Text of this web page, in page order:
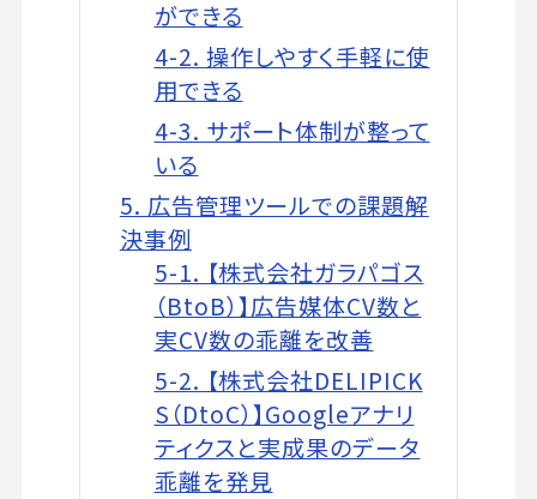
ができる
4-2. 操作しやすく手軽に使
用できる
4-3. サポート体制が整って
いる
5. 広告管理ツールでの課題解
決事例
5-1. 【株式会社ガラパゴス
（BtoB）】広告媒体CV数と
実CV数の乖離を改善
5-2. 【株式会社DELIPICK
S（DtoC）】Googleアナリ
ティクスと実成果のデータ
乖離を発見